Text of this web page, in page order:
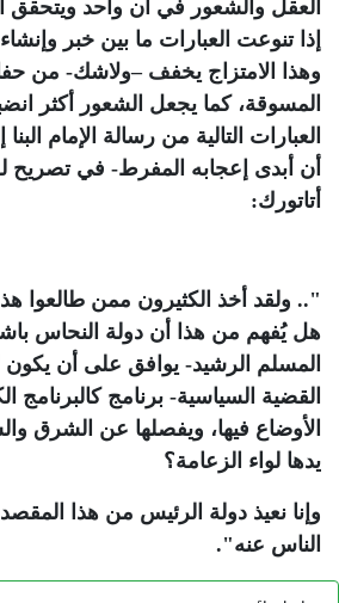
العقل والشعور في آن واحد ويتحقق
إذا تنوعت العبارات ما بين خبر
وهذا الامتزاج يخفف –ولاشك- من
المسوقة، كما يجعل الشعور أكثر
العبارات التالية من رسالة الإمام
أن أبدى إعجابه المفرط- في
أتاتورك:
".. ولقد أخذ الكثيرون ممن طالعوا
هل يُفهم من هذا أن دولة النحاس
المسلم الرشيد- يوافق على أن يكون
القضية السياسية- برنامج كالبرنامج
الأوضاع فيها، ويفصلها عن الشرق
يدها لواء الزعامة؟
وإنا نعيذ دولة الرئيس من هذا المقصد
الناس عنه".